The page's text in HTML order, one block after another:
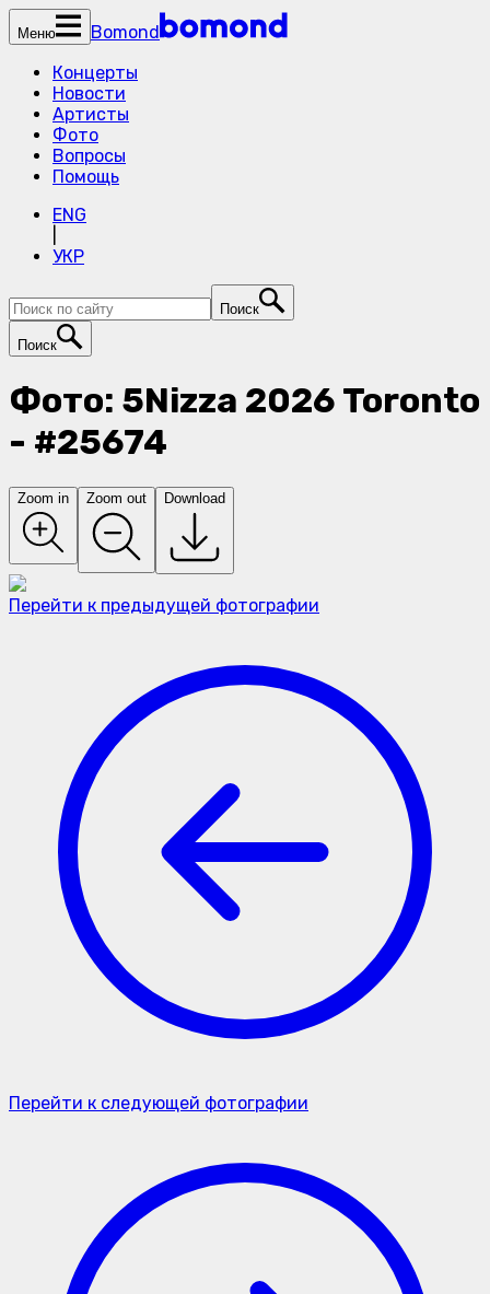
Меню
Bomond
Концерты
Новости
Артисты
Фото
Вопросы
Помощь
ENG
УКР
Поиск
Поиск
Фото: 5Nizza 2026 Toronto
- #25674
Zoom in Zoom out Download
Перейти к предыдущей фотографии
Перейти к следующей фотографии